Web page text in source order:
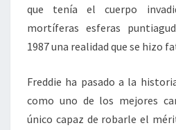
que tenía el cuerpo
mortíferas esferas
1987 una realidad que se hizo
Freddie ha pasado a la
como uno de los mejores
único capaz de robarle el